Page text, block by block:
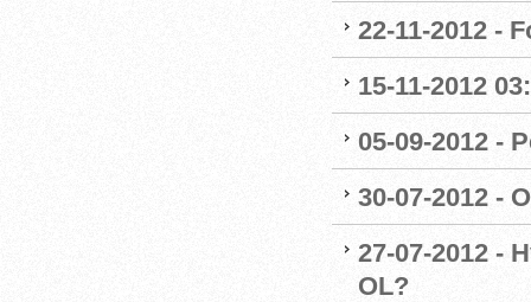
22-11-2012 -
15-11-2012
05-09-2012 -
30-07-2012 -
27-07-2012 -
OL?